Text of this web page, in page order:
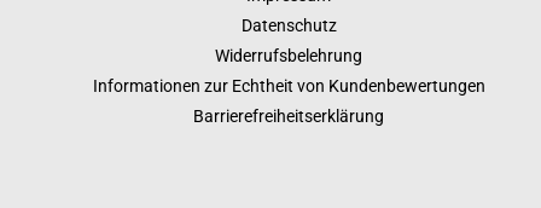
Datenschutz
Widerrufsbelehrung
Informationen zur Echtheit von Kundenbewertungen
Barrierefreiheitserklärung